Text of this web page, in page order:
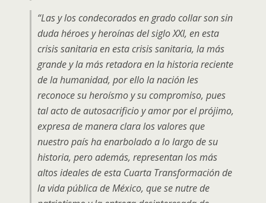
“Las y los condecorados en grado collar son sin
duda héroes y heroínas del siglo XXI, en esta
crisis sanitaria en esta crisis sanitaria, la más
grande y la más retadora en la historia reciente
de la humanidad, por ello la nación les
reconoce su heroísmo y su compromiso, pues
tal acto de autosacrificio y amor por el prójimo,
expresa de manera clara los valores que
nuestro país ha enarbolado a lo largo de su
historia, pero además, representan los más
altos ideales de esta Cuarta Transformación de
la vida pública de México, que se nutre de